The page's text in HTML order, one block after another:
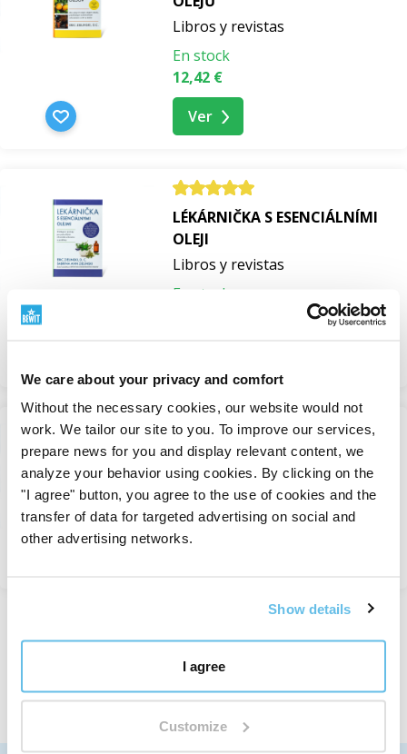
We care about your privacy and comfort
Without the necessary cookies, our website would not
work. We tailor our site to you. To improve our services,
prepare news for you and display relevant content, we
analyze your behavior using cookies. By clicking on the
"I agree" button, you agree to the use of cookies and the
transfer of data for targeted advertising on social and
other advertising networks.
Show details
I agree
Customize
Guías de libros para la vida
En nuestra biblioteca BEWIT puedes encontrar otras
publicaciones en
checo y eslovaco
que se sientan atraídos por lashierbas
, la vida consciente o el
autoconocimiento
. Eche un vistazo a nuestra oferta y
deleite a sus seres queridos con un regalo único que no
pasará de moda.
Libros y revistas
En stock
12,42 €
Ver
LÉKÁRNIČKA S ESENCIÁLNÍMI
OLEJI
Libros y revistas
En stock
Rozkvet
Libros y revistas
En stock
5,47 €
Mostrado 1 a 3 de 3 registros